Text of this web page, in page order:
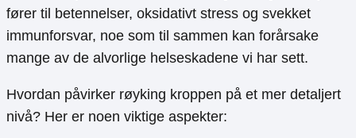
fører til betennelser, oksidativt stress og svekket
immunforsvar, noe som til sammen kan forårsake
mange av de alvorlige helseskadene vi har sett.
Hvordan påvirker røyking kroppen på et mer detaljert
nivå? Her er noen viktige aspekter: